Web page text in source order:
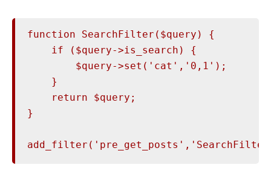
function SearchFilter($query) {
    if ($query->is_search) {
        $query->set('cat','0,1');
    }
    return $query;
}